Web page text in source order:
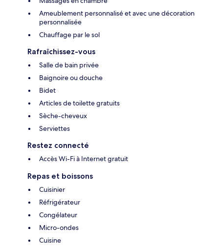
Ameublement personnalisé et avec une décoration
personnalisée
Chauffage par le sol
Rafraîchissez-vous
Salle de bain privée
Baignoire ou douche
Bidet
Articles de toilette gratuits
Sèche-cheveux
Serviettes
Restez connecté
Accès Wi-Fi à Internet gratuit
Repas et boissons
Cuisinier
Réfrigérateur
Congélateur
Micro-ondes
Cuisine